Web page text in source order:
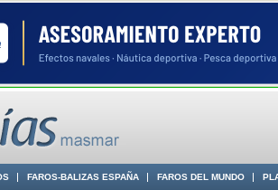
FAROS-BALIZAS ESPAÑA FAROS DEL MUNDO